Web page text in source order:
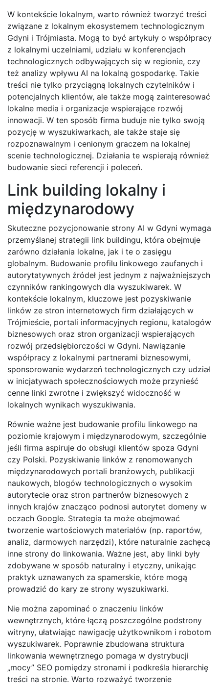
W kontekście lokalnym, warto również tworzyć treści
związane z lokalnym ekosystemem technologicznym
Gdyni i Trójmiasta. Mogą to być artykuły o współpracy
z lokalnymi uczelniami, udziału w konferencjach
technologicznych odbywających się w regionie, czy
też analizy wpływu AI na lokalną gospodarkę. Takie
treści nie tylko przyciągną lokalnych czytelników i
potencjalnych klientów, ale także mogą zainteresować
lokalne media i organizacje wspierające rozwój
innowacji. W ten sposób firma buduje nie tylko swoją
pozycję w wyszukiwarkach, ale także staje się
rozpoznawalnym i cenionym graczem na lokalnej
scenie technologicznej. Działania te wspierają również
budowanie sieci referencji i poleceń.
Link building lokalny i
międzynarodowy
Skuteczne pozycjonowanie strony AI w Gdyni wymaga
przemyślanej strategii link buildingu, która obejmuje
zarówno działania lokalne, jak i te o zasięgu
globalnym. Budowanie profilu linkowego zaufanych i
autorytatywnych źródeł jest jednym z najważniejszych
czynników rankingowych dla wyszukiwarek. W
kontekście lokalnym, kluczowe jest pozyskiwanie
linków ze stron internetowych firm działających w
Trójmieście, portali informacyjnych regionu, katalogów
biznesowych oraz stron organizacji wspierających
rozwój przedsiębiorczości w Gdyni. Nawiązanie
współpracy z lokalnymi partnerami biznesowymi,
sponsorowanie wydarzeń technologicznych czy udział
w inicjatywach społecznościowych może przynieść
cenne linki zwrotne i zwiększyć widoczność w
lokalnych wynikach wyszukiwania.
Równie ważne jest budowanie profilu linkowego na
poziomie krajowym i międzynarodowym, szczególnie
jeśli firma aspiruje do obsługi klientów spoza Gdyni
czy Polski. Pozyskiwanie linków z renomowanych
międzynarodowych portali branżowych, publikacji
naukowych, blogów technologicznych o wysokim
autorytecie oraz stron partnerów biznesowych z
innych krajów znacząco podnosi autorytet domeny w
oczach Google. Strategia ta może obejmować
tworzenie wartościowych materiałów (np. raportów,
analiz, darmowych narzędzi), które naturalnie zachęcą
inne strony do linkowania. Ważne jest, aby linki były
zdobywane w sposób naturalny i etyczny, unikając
praktyk uznawanych za spamerskie, które mogą
prowadzić do kary ze strony wyszukiwarki.
Nie można zapominać o znaczeniu linków
wewnętrznych, które łączą poszczególne podstrony
witryny, ułatwiając nawigację użytkownikom i robotom
wyszukiwarek. Poprawnie zbudowana struktura
linkowania wewnętrznego pomaga w dystrybucji
„mocy” SEO pomiędzy stronami i podkreśla hierarchię
treści na stronie. Warto rozważyć tworzenie